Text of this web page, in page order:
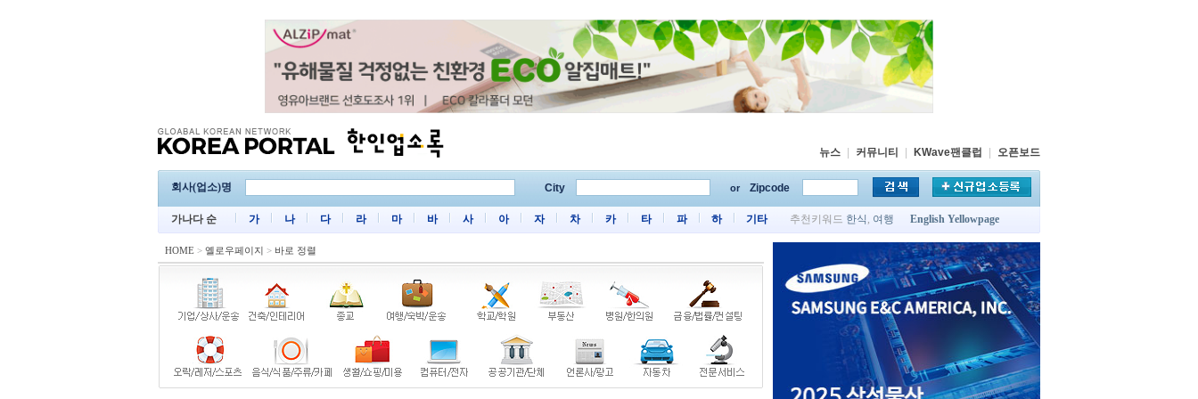
뉴스 커뮤니티 KWave팬클럽 오픈보드
회사(업소)명 City or Zipcode
가나다 순 가 나 다 라 마 바 사 아 자 차 카 타 파 하 기타 추천키워드 한식 , 여행 English Yellowpage
HOME > 옐로우페이지 > 바로 정렬